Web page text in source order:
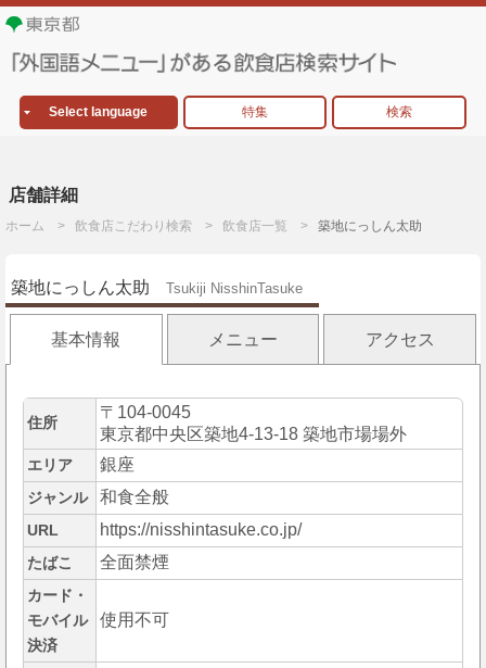
Select language 特集 検索
店舗詳細
ホーム 飲食店こだわり検索 飲食店一覧 築地にっしん太助
築地にっしん太助 Tsukiji NisshinTasuke
基本情報 メニュー アクセス
住所
〒104-0045
東京都中央区築地4-13-18 築地市場場外
エリア 銀座
ジャンル 和食全般
URL https://nisshintasuke.co.jp/
たばこ 全面禁煙
カード・
モバイル
決済
使用不可